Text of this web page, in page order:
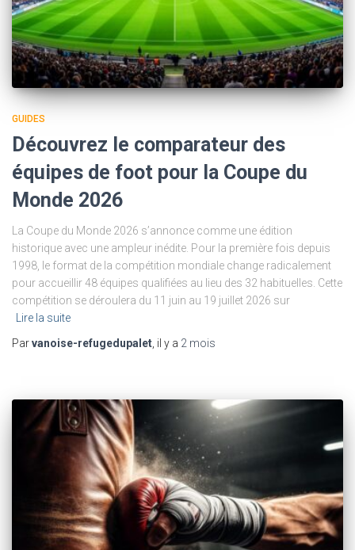
GUIDES
Découvrez le comparateur des
équipes de foot pour la Coupe du
Monde 2026
La Coupe du Monde 2026 s’annonce comme une édition
historique avec une ampleur inédite. Pour la première fois depuis
1998, le format de la compétition mondiale change radicalement
pour accueillir 48 équipes qualifiées au lieu des 32 habituelles. Cette
compétition se déroulera du 11 juin au 19 juillet 2026 sur
Lire la suite
Parvanoise-refugedupalet , il y a 2 mois